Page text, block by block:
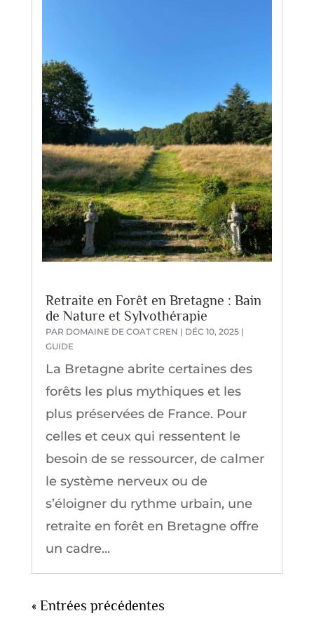
Retraite en Forêt en Bretagne : Bain
de Nature et Sylvothérapie
PAR DOMAINE DE COAT CREN | DÉC 10, 2025|
GUIDE
La Bretagne abrite certaines des
forêts les plus mythiques et les
plus préservées de France. Pour
celles et ceux qui ressentent le
besoin de se ressourcer, de calmer
le système nerveux ou de
s’éloigner du rythme urbain, une
retraite en forêt en Bretagne offre
un cadre...
« Entrées précédentes